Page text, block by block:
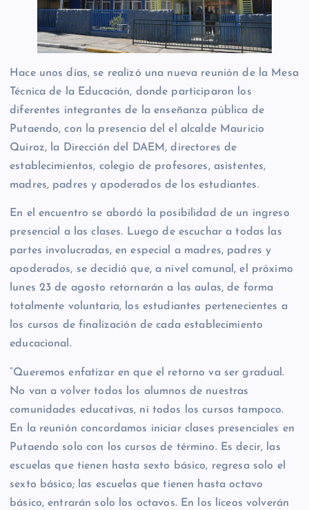
Hace unos días, se realizó una nueva reunión de la Mesa
Técnica de la Educación, donde participaron los
diferentes integrantes de la enseñanza pública de
Putaendo, con la presencia del el alcalde Mauricio
Quiroz, la Dirección del DAEM, directores de
establecimientos, colegio de profesores, asistentes,
madres, padres y apoderados de los estudiantes.
En el encuentro se abordó la posibilidad de un ingreso
presencial a las clases. Luego de escuchar a todas las
partes involucradas, en especial a madres, padres y
apoderados, se decidió que, a nivel comunal, el próximo
lunes 23 de agosto retornarán a las aulas, de forma
totalmente voluntaria, los estudiantes pertenecientes a
los cursos de finalización de cada establecimiento
educacional.
“Queremos enfatizar en que el retorno va ser gradual.
No van a volver todos los alumnos de nuestras
comunidades educativas, ni todos los cursos tampoco.
En la reunión concordamos iniciar clases presenciales en
Putaendo solo con los cursos de término. Es decir, las
escuelas que tienen hasta sexto básico, regresa solo el
sexto básico; las escuelas que tienen hasta octavo
básico, entrarán solo los octavos. En los liceos volverán